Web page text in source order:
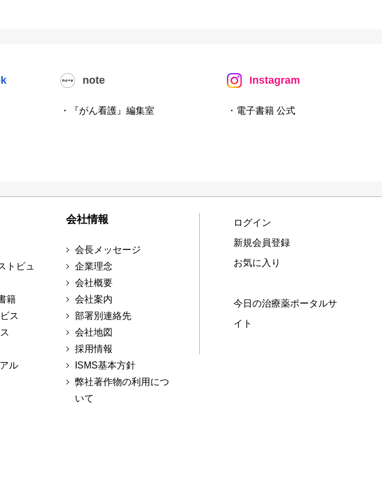
note
・『がん看護』編集室
Instagram
・電子書籍 公式
トビュ
籍
ス
ル
会社情報
会長メッセージ
企業理念
会社概要
会社案内
部署別連絡先
会社地図
採用情報
ISMS基本方針
弊社著作物の利用につ
いて
ログイン
新規会員登録
お気に入り
今日の治療薬ポータルサ
イト